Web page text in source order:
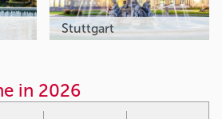
Stuttgart
in 2026